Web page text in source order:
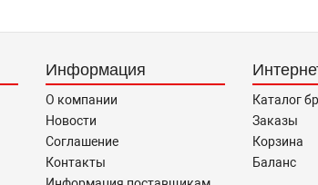
Информация
О компании
Новости
Соглашение
Контакты
Каталог
Заказы
Корзина
Баланс